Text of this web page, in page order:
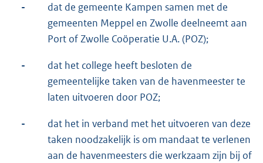
-
dat de gemeente Kampen samen met de
gemeenten Meppel en Zwolle deelneemt aan
Port of Zwolle Coöperatie U.A. (POZ);
-
dat het college heeft besloten de
gemeentelijke taken van de havenmeester te
laten uitvoeren door POZ;
-
dat het in verband met het uitvoeren van deze
taken noodzakelijk is om mandaat te verlenen
aan de havenmeesters die werkzaam zijn bij of